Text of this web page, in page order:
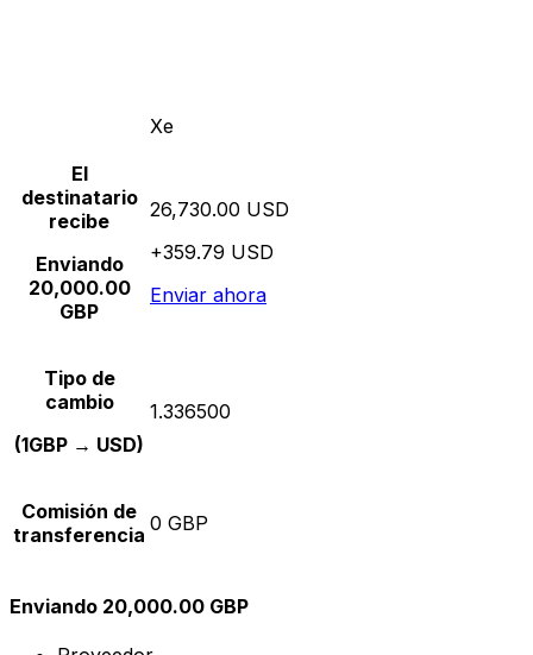
Xe
El
destinatario
recibe
Enviando
20,000.00
GBP
26,730.00 USD
+359.79 USD
Enviar ahora
Tipo de
cambio
(1GBP → USD)
1.336500
Comisión de
transferencia 0 GBP
Enviando 20,000.00 GBP